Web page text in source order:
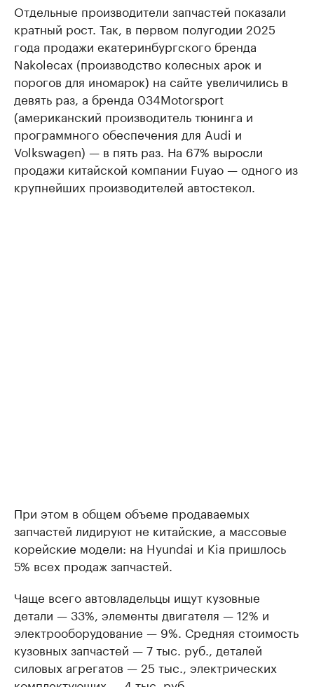
Отдельные производители запчастей показали
кратный рост. Так, в первом полугодии 2025
года продажи екатеринбургского бренда
Nakolecax (производство колесных арок и
порогов для иномарок) на сайте увеличились в
девять раз, а бренда 034Motorsport
(американский производитель тюнинга и
программного обеспечения для Audi и
Volkswagen) — в пять раз. На 67% выросли
продажи китайской компании Fuyao — одного из
крупнейших производителей автостекол.
При этом в общем объеме продаваемых
запчастей лидируют не китайские, а массовые
корейские модели: на Hyundai и Kia пришлось
5% всех продаж запчастей.
Чаще всего автовладельцы ищут кузовные
детали — 33%, элементы двигателя — 12% и
электрооборудование — 9%. Средняя стоимость
кузовных запчастей — 7 тыс. руб., деталей
силовых агрегатов — 25 тыс., электрических